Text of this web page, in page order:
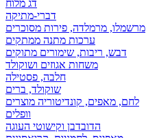
דג מלוח
דברי-מתיקה
מרשמלו, מרמלדה, פירות מסוכרים
ערכות מתנה ממתקים
דבש, ריבות, שימורים מתוקים
משחות אגוזים ושוקולד
חלבה, פסטילה
שוקולד, ברים
לחם, מאפים, קונדיטוריה מוצרים
וופלים
הדובדבן וקישוטי העוגה